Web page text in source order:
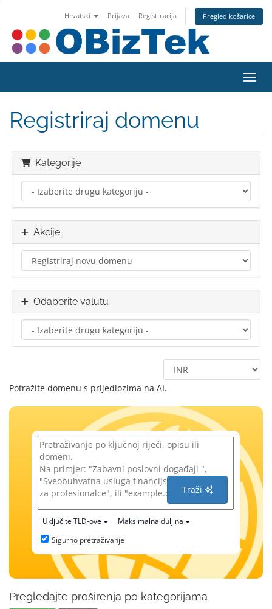
Hrvatski Prijava Registtracija Pregled košarice
Registriraj domenu
Kategorije
Akcije
Odaberite valutu
Potražite domenu s prijedlozima na AI.
Traži
Uključite TLD-ove
Maksimalna duljina
Sigurno pretraživanje
Pregledajte proširenja po kategorijama